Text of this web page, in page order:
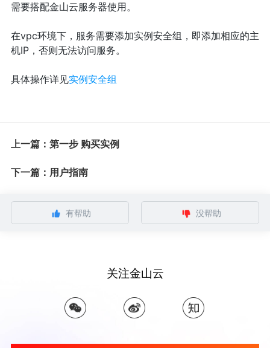
需要搭配金山云服务器使用。
在vpc环境下，服务需要添加实例安全组，即添加相应的主
机IP，否则无法访问服务。
具体操作详见实例安全组
上一篇：第一步 购买实例
下一篇：用户指南
有帮助 没帮助
关注金山云